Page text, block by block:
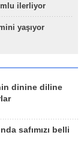
ilerliyor
yaşıyor
dinine diline
safımızı belli